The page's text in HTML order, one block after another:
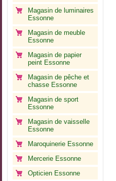
Magasin de luminaires
Essonne
Magasin de meuble
Essonne
Magasin de papier
peint Essonne
Magasin de pêche et
chasse Essonne
Magasin de sport
Essonne
Magasin de vaisselle
Essonne
Maroquinerie Essonne
Mercerie Essonne
Opticien Essonne